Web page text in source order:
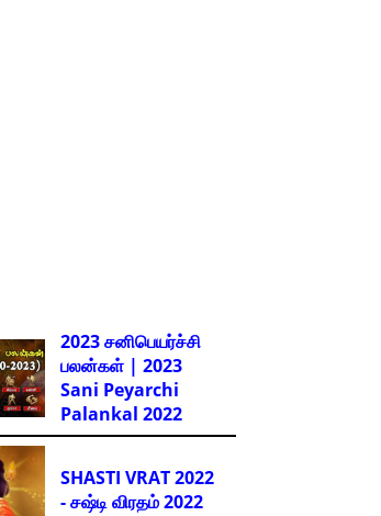
2023 சனிபெயர்ச்சி
பலன்கள் | 2023
Sani Peyarchi
Palankal 2022
SHASTI VRAT 2022
- சஷ்டி விரதம் 2022